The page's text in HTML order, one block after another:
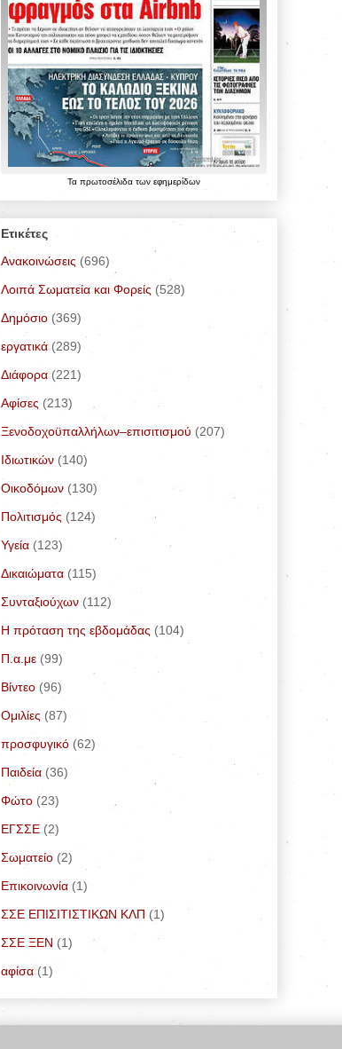
Τα πρωτοσέλιδα των εφημερίδων
Ετικέτες
Ανακοινώσεις (696)
Λοιπά Σωματεία και Φορείς (528)
Δημόσιο (369)
εργατικά (289)
Διάφορα (221)
Αφίσες (213)
Ξενοδοχοϋπαλλήλων–επισιτισμού (207)
Ιδιωτικών (140)
Οικοδόμων (130)
Πολιτισμός (124)
Υγεία (123)
Δικαιώματα (115)
Συνταξιούχων (112)
Η πρόταση της εβδομάδας (104)
Π.α.με (99)
Bίντεο (96)
Ομιλίες (87)
προσφυγικό (62)
Παιδεία (36)
Φώτο (23)
ΕΓΣΣΕ (2)
Σωματείο (2)
Επικοινωνία (1)
ΣΣΕ ΕΠΙΣΙΤΙΣΤΙΚΩΝ ΚΛΠ (1)
ΣΣΕ ΞΕΝ (1)
αφίσα (1)